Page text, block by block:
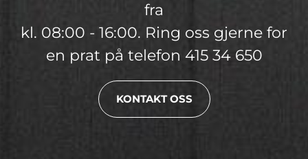
fra
kl. 08:00 - 16:00. Ring oss gjerne for
en prat på telefon 415 34 650
KONTAKT OSS